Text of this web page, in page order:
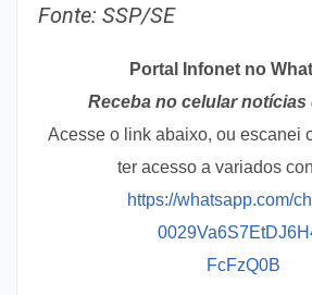
Fonte: SSP/SE
Portal Infonet no
Receba no celular notícias
Acesse o link abaixo, ou escanei
ter acesso a variados
https://whatsapp.com/
FcFzQ0B